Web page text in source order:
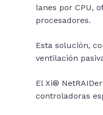
lanes por CPU,
procesadores.
Esta solución,
ventilación
El Xi®
controladoras